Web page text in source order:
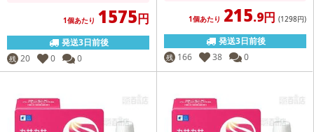
1個あたり 1575円
発送3日前後
残 20 0 0
1個あたり 215.9円 (1298円)
発送3日前後
残 166 38 0